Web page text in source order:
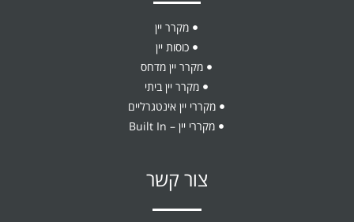
מקרר יין
כוסות יין
מקרר יין מדחס
מקרר יין ביתי
מקררי יין אינטגרליים
מקררי יין – Built In
צור קשר